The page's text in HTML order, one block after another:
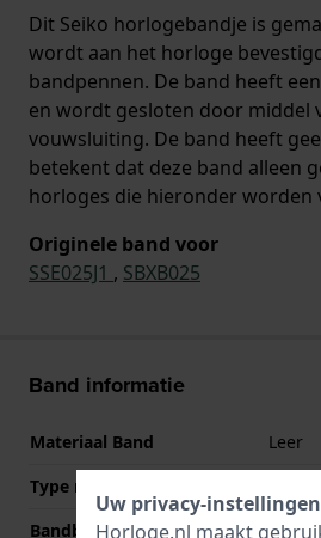
Dit Seiko horlogebandje is
wordt aan het horloge
bandpennen. De band heeft
en wordt gesloten door middel
vouwsluiting. De band heeft
betekent dat deze band alleen
horloges die hieronder worden
Originele band voor
SSE025J1 , SBXB025
Band informatie
Materiaal Band
Leer
Type materiaal
Bandbreedte
22
Uw privacy-instellingen
Horloge.nl maakt